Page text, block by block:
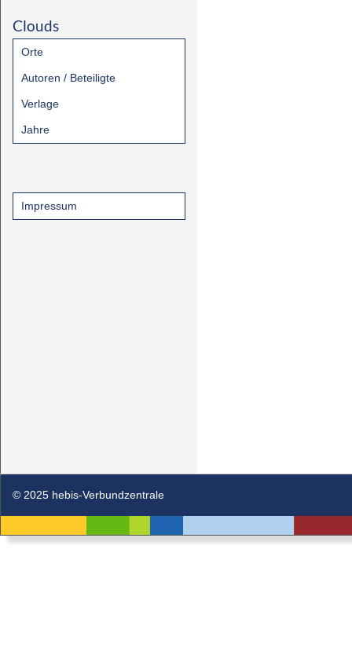
Clouds
Orte
Autoren / Beteiligte
Verlage
Jahre
Impressum
© 2025 hebis-Verbundzentrale